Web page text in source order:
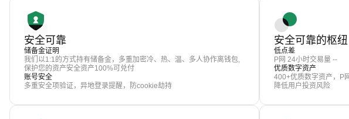
安全可靠
储备金证明
我们以1:1的方式持有储备金，多重加密冷、热、温、多人协作离钱包,
保护您的资产安全资产100%可兑付
账号安全
多重安全项验证，异地登录提醒，防cookie劫持
安全可靠的枢纽
低点差
P网 24小时交易量 --
优质数字资产
400+优质数字资产，P
降低用户投资风险